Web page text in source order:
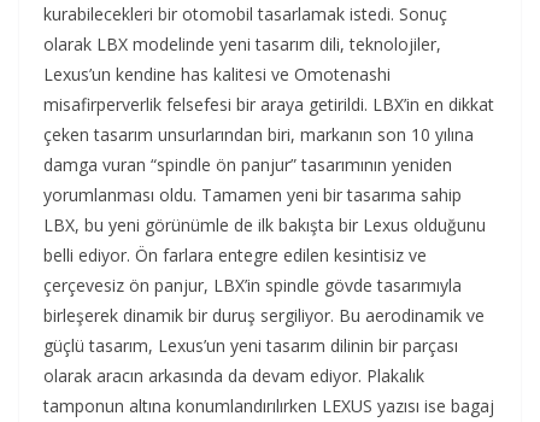
kurabilecekleri bir otomobil tasarlamak istedi. Sonuç
olarak LBX modelinde yeni tasarım dili, teknolojiler,
Lexus’un kendine has kalitesi ve Omotenashi
misafirperverlik felsefesi bir araya getirildi. LBX’in en dikkat
çeken tasarım unsurlarından biri, markanın son 10 yılına
damga vuran “spindle ön panjur” tasarımının yeniden
yorumlanması oldu. Tamamen yeni bir tasarıma sahip
LBX, bu yeni görünümle de ilk bakışta bir Lexus olduğunu
belli ediyor. Ön farlara entegre edilen kesintisiz ve
çerçevesiz ön panjur, LBX’in spindle gövde tasarımıyla
birleşerek dinamik bir duruş sergiliyor. Bu aerodinamik ve
güçlü tasarım, Lexus’un yeni tasarım dilinin bir parçası
olarak aracın arkasında da devam ediyor. Plakalık
tamponun altına konumlandırılırken LEXUS yazısı ise bagaj